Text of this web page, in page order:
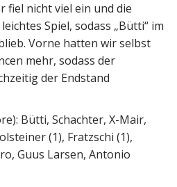
fiel nicht viel ein und die
Spiel, sodass „Bütti“ im
Vorne hatten wir selbst
mehr, sodass der
der Endstand
Bütti, Schachter, X-Mair,
(1), Fratzschi (1),
Guus Larsen, Antonio